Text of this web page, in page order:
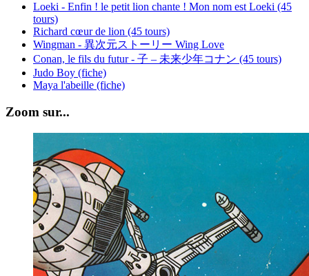
Loeki - Enfin ! le petit lion chante ! Mon nom est Loeki (45
tours)
Richard cœur de lion (45 tours)
Wingman - 異次元ストーリー Wing Love
Conan, le fils du futur - 子 – 未来少年コナン (45 tours)
Judo Boy (fiche)
Maya l'abeille (fiche)
Zoom sur...